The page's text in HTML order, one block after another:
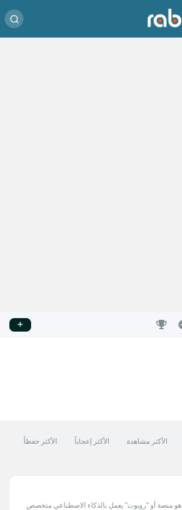
الأكثر مشاهدة الأكثر إعجاباً
الأكثر حفظاً
موقع Scrib.li هو منصة أو "روبوت" يعمل بالذكاء الاصطناعي متخصص